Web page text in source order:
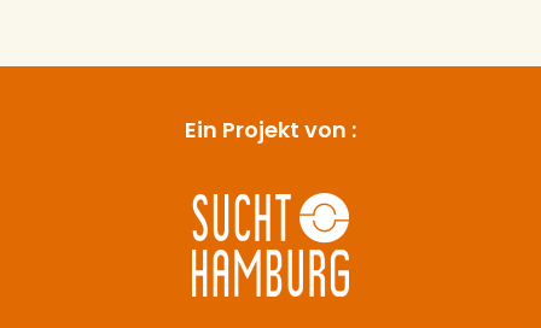
Ein Projekt von :